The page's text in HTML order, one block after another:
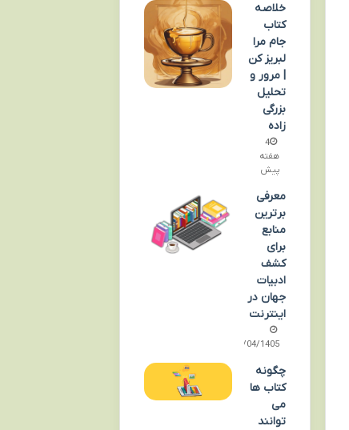
خلاصه
کتاب
جام مرا
لبریز کن
| مرور و
تحلیل
بزرگی
زاده
4
هفته
پیش
معرفی
برترین
منابع
برای
کشف
ادبیات
جهان در
اینترنت
15/04/1405
چگونه
کتاب ها
می
توانند